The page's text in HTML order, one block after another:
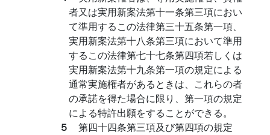
者又は実用新案法第十一条第三項におい
て準用するこの法律第三十五条第一項、
実用新案法第十八条第三項において準用
するこの法律第七十七条第四項若しくは
実用新案法第十九条第一項の規定による
通常実施権者があるときは、これらの者
の承諾を得た場合に限り、第一項の規定
による特許出願をすることができる。
５ 第四十四条第三項及び第四項の規定